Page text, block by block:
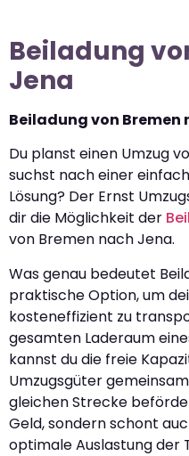
Beiladung
Jena
Beiladung von Bremen
Du planst einen Umzug
suchst nach einer
Lösung? Der Ernst
dir die Möglichkeit der
von Bremen nach Jena.
Was genau bedeutet
praktische Option, um
kosteneffizient zu
gesamten Laderaum
kannst du die freie
Umzugsgüter
gleichen Strecke
Geld, sondern schont
optimale Auslastung der